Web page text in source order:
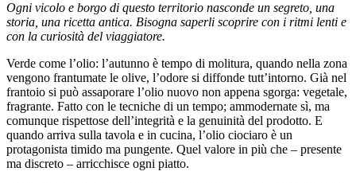
Ogni vicolo e borgo di questo territorio nasconde un segreto, una
storia, una ricetta antica. Bisogna saperli scoprire con i ritmi lenti e
con la curiosità del viaggiatore.
Verde come l’olio: l’autunno è tempo di molitura, quando nella zona
vengono frantumate le olive, l’odore si diffonde tutt’intorno. Già nel
frantoio si può assaporare l’olio nuovo non appena sgorga: vegetale,
fragrante. Fatto con le tecniche di un tempo; ammodernate sì, ma
comunque rispettose dell’integrità e la genuinità del prodotto. E
quando arriva sulla tavola e in cucina, l’olio ciociaro è un
protagonista timido ma pungente. Quel valore in più che – presente
ma discreto – arricchisce ogni piatto.